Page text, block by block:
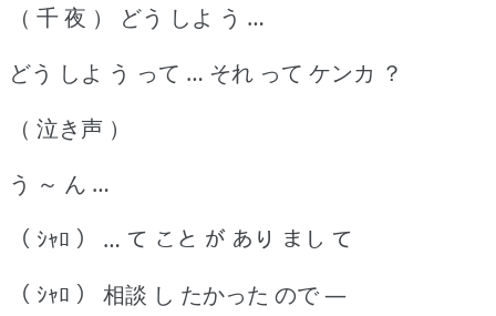
（ 千 夜 ） どう しよ う …
どう しよ う って … それ って ケンカ ？
（ 泣き声 ）
う ～ ん …
（ ｼｬﾛ ） … て こと が あり まし て
（ ｼｬﾛ ） 相談 し たかった ので ―